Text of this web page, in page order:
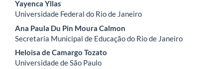
Conteúdo
do
artigo
principal
Yayenca Yllas
Universidade Federal do Rio de Janeiro
Ana Paula Du Pin Moura Calmon
Secretaria Municipal de Educação do Rio de Janeiro
Heloisa de Camargo Tozato
Universidade de São Paulo